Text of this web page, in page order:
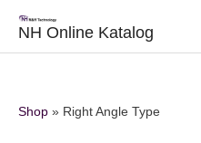
InhaltNH Online Katalog
Shop » Right Angle Type